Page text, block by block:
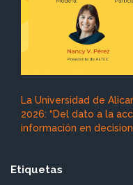
La Universidad de
2026: “Del dato a la
información en
Etiquetas